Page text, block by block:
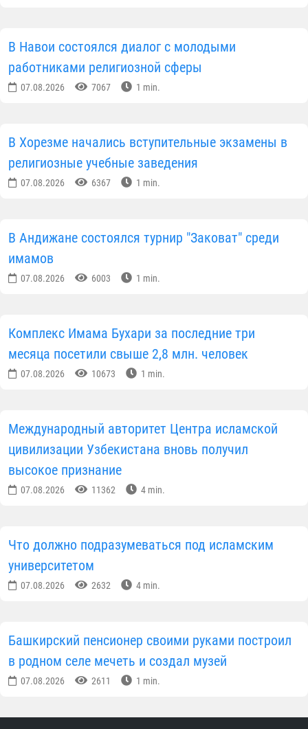
В Навои состоялся диалог с молодыми
работниками религиозной сферы
07.08.2026 7067 1 min.
В Хорезме начались вступительные экзамены в
религиозные учебные заведения
07.08.2026 6367 1 min.
В Андижане состоялся турнир "Заковат" среди
имамов
07.08.2026 6003 1 min.
Комплекс Имама Бухари за последние три
месяца посетили свыше 2,8 млн. человек
07.08.2026 10673 1 min.
Международный авторитет Центра исламской
цивилизации Узбекистана вновь получил
высокое признание
07.08.2026 11362 4 min.
Что должно подразумеваться под исламским
университетом
07.08.2026 2632 4 min.
Башкирский пенсионер своими руками построил
в родном селе мечеть и создал музей
07.08.2026 2611 1 min.